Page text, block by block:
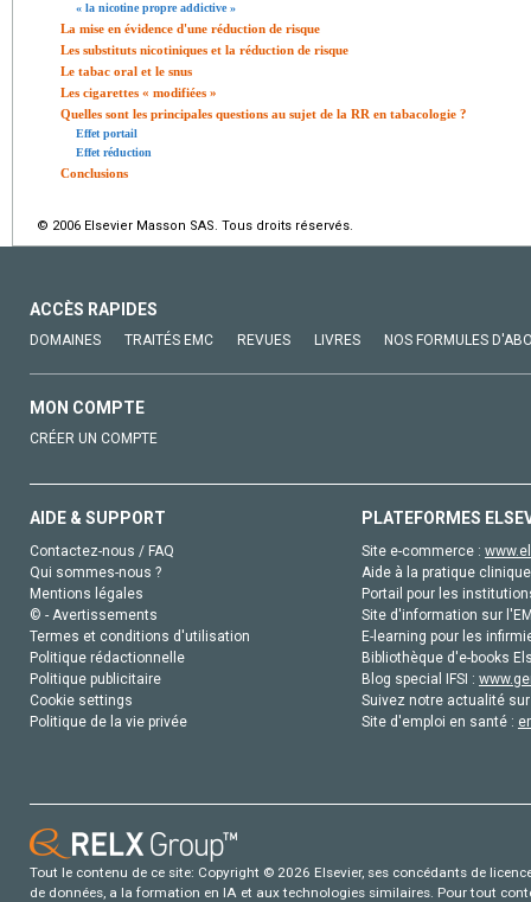
« la nicotine propre addictive »
La mise en évidence d'une réduction de risque
Les substituts nicotiniques et la réduction de risque
Le tabac oral et le snus
Les cigarettes « modifiées »
Quelles sont les principales questions au sujet de la RR en tabacologie ?
Effet portail
Effet réduction
Conclusions
© 2006 Elsevier Masson SAS. Tous droits réservés.
ACCÈS RAPIDES
DOMAINES TRAITÉS EMC REVUES LIVRES NOS FORMULES
MON COMPTE
CRÉER UN COMPTE
AIDE & SUPPORT
Contactez-nous / FAQ
Qui sommes-nous ?
Mentions légales
© - Avertissements
Termes et conditions d'utilisation
Politique rédactionnelle
Politique publicitaire
Cookie settings
Politique de la vie privée
PLATEFORMES
Site e-commerce :
Aide à la pratique
Portail pour les
Site d'information sur
E-learning pour les
Bibliothèque d'e-books
Blog special IFSI :
Suivez notre actualité
Site d'emploi en santé :
Tout le contenu de ce site: Copyright © 2026 Elsevier, ses concédants de
de données, a la formation en IA et aux technologies similaires. Pour tout